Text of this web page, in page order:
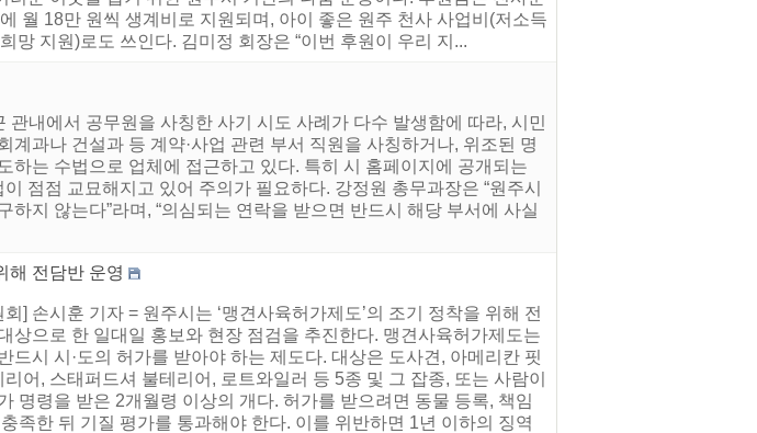
월 18만 원씩 생계비로 지원되며, 아이 좋은 원주 천사 사업비(저소득
망 지원)로도 쓰인다. 김미정 회장은 “이번 후원이 우리 지...
내에서 공무원을 사칭한 사기 시도 사례가 다수 발생함에 따라, 시민
과나 건설과 등 계약·사업 관련 부서 직원을 사칭하거나, 위조된 명
는 수법으로 업체에 접근하고 있다. 특히 시 홈페이지에 공개되는
점점 교묘해지고 있어 주의가 필요하다. 강정원 총무과장은 “원주시
지 않는다”라며, “의심되는 연락을 받으면 반드시 해당 부서에 사실
해 전담반 운영
] 손시훈 기자 = 원주시는 ‘맹견사육허가제도’의 조기 정착을 위해 전
상으로 한 일대일 홍보와 현장 점검을 추진한다. 맹견사육허가제도는
드시 시·도의 허가를 받아야 하는 제도다. 대상은 도사견, 아메리칸 핏
어, 스태퍼드셔 불테리어, 로트와일러 등 5종 및 그 잡종, 또는 사람이
명령을 받은 2개월령 이상의 개다. 허가를 받으려면 동물 등록, 책임
족한 뒤 기질 평가를 통과해야 한다. 이를 위반하면 1년 이하의 징역